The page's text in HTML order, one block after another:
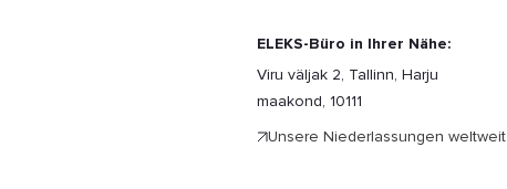
ELEKS-Büro in Ihrer Nähe:
Viru väljak 2, Tallinn, Harju
maakond, 10111
Unsere Niederlassungen weltweit